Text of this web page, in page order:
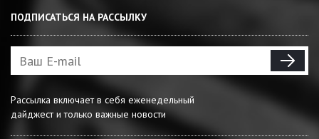
ПОДПИСАТЬСЯ НА РАССЫЛКУ
Рассылка включает в себя еженедельный
дайджест и только важные новости